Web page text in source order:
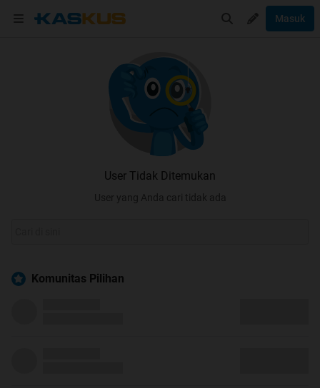
Masuk
User Tidak Ditemukan
User yang Anda cari tidak ada
Komunitas Pilihan